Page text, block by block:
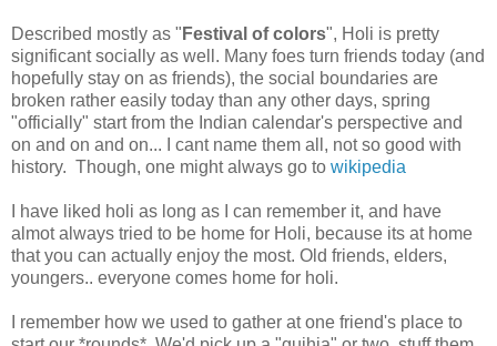
Described mostly as " Festival of colors", Holi is pretty
significant socially as well. Many foes turn friends today (and
hopefully stay on as friends), the social boundaries are
broken rather easily today than any other days, spring
"officially" start from the Indian calendar's perspective and
on and on and on... I cant name them all, not so good with
history. Though, one might always go to wikipedia
I have liked holi as long as I can remember it, and have
almot always tried to be home for Holi, because its at home
that you can actually enjoy the most. Old friends, elders,
youngers.. everyone comes home for holi.
I remember how we used to gather at one friend's place to